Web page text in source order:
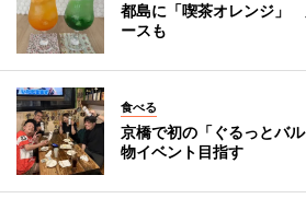
都島に「喫茶オレンジ」
ースも
食べる
京橋で初の「ぐるっとバ
物イベント目指す